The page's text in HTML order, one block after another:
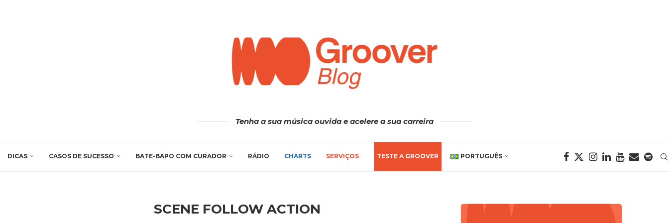
Tenha a sua música ouvida e acelere a sua carreira
DICAS CASOS DE SUCESSO BATE-BAPO COM CURADOR RÁDIO CHARTS SERVIÇOS TESTE A GROOVER PORTUGUÊS
SCENE FOLLOW ACTION